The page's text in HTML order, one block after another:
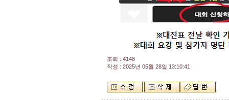
조회 : 4148
작성 : 2025년 05월 28일 13:10:41